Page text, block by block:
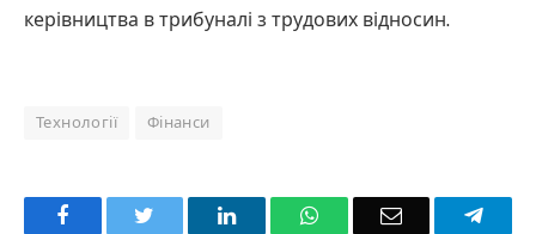
керівництва в трибуналі з трудових відносин.
Технології Фінанси
Facebook LinkedInWhatsAppEmail